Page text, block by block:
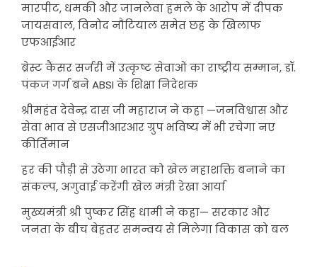
मारपीट, धमकी और जानलेवा हमले के आरोप में दीपक
जायसवाल, विनोद नौटियाल समेत छह के खिलाफ
एफआईआर
ब्रेस्ट कैंसर सर्जरी में उत्कृष्ट सेवाओं का राष्ट्रीय सम्मान, डॉ.
पंकज गर्ग बने ABSI के शिक्षा निदेशक
श्रीमहंत देवेन्द्र दास जी महाराज ने कहा —जनविश्वास और
सेवा भाव से एसजीआरआर ग्रुप भविष्य में भी रचेगा नए
कीर्तिमान
हर की पौड़ी से उठेगा भारत को खेल महाशक्ति बनाने का
संकल्प, अगुवाई करेंगी खेल मंत्री रेखा आर्या
मुख्यमंत्री श्री पुष्कर सिंह धामी ने कहा— सरकार और
जनता के बीच बेहतर समन्वय से मिलेगा विकास को बल